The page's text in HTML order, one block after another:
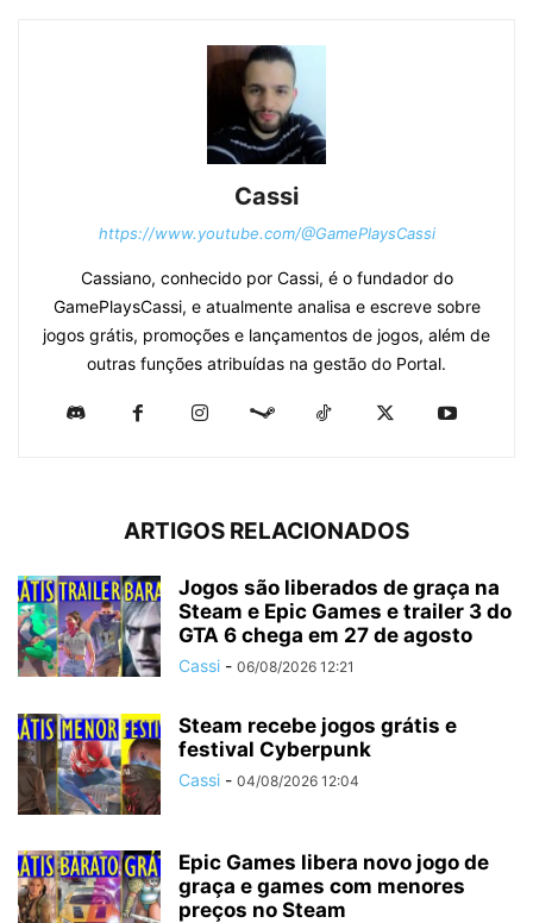
Cassi
https://www.youtube.com/@GamePlaysCassi
Cassiano, conhecido por Cassi, é o fundador do
GamePlaysCassi, e atualmente analisa e escreve sobre
jogos grátis, promoções e lançamentos de jogos, além de
outras funções atribuídas na gestão do Portal.
ARTIGOS RELACIONADOS
Jogos são liberados de graça na
Steam e Epic Games e trailer 3 do
GTA 6 chega em 27 de agosto
Cassi - 06/08/2026 12:21
Steam recebe jogos grátis e
festival Cyberpunk
Cassi - 04/08/2026 12:04
Epic Games libera novo jogo de
graça e games com menores
preços no Steam